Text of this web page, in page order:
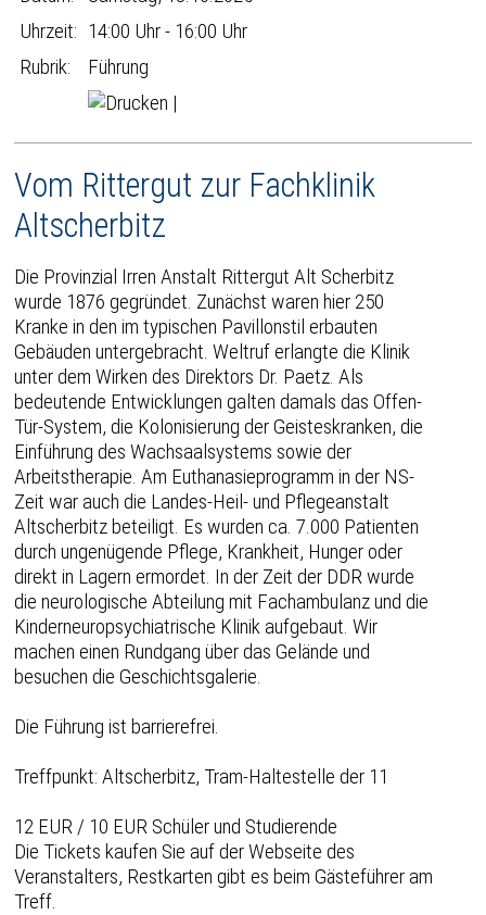
Uhrzeit: 14:00 Uhr - 16:00 Uhr
Rubrik:
Führung
|
Vom Rittergut zur Fachklinik
Altscherbitz
Die Provinzial Irren Anstalt Rittergut Alt Scherbitz
wurde 1876 gegründet. Zunächst waren hier 250
Kranke in den im typischen Pavillonstil erbauten
Gebäuden untergebracht. Weltruf erlangte die Klinik
unter dem Wirken des Direktors Dr. Paetz. Als
bedeutende Entwicklungen galten damals das Offen-
Tür-System, die Kolonisierung der Geisteskranken, die
Einführung des Wachsaalsystems sowie der
Arbeitstherapie. Am Euthanasieprogramm in der NS-
Zeit war auch die Landes-Heil- und Pflegeanstalt
Altscherbitz beteiligt. Es wurden ca. 7.000 Patienten
durch ungenügende Pflege, Krankheit, Hunger oder
direkt in Lagern ermordet. In der Zeit der DDR wurde
die neurologische Abteilung mit Fachambulanz und die
Kinderneuropsychiatrische Klinik aufgebaut. Wir
machen einen Rundgang über das Gelände und
besuchen die Geschichtsgalerie.
Die Führung ist barrierefrei.
Treffpunkt: Altscherbitz, Tram-Haltestelle der 11
12 EUR / 10 EUR Schüler und Studierende
Die Tickets kaufen Sie auf der Webseite des
Veranstalters, Restkarten gibt es beim Gästeführer am
Treff.